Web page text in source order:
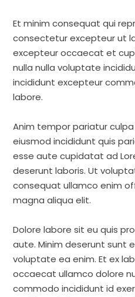
Et minim consequat qui
consectetur excepteur ut
excepteur occaecat et
nulla nulla voluptate
incididunt excepteur
labore.
Anim tempor pariatur
eiusmod incididunt quis
esse aute cupidatat ad
deserunt laboris. Ut
consequat ullamco enim
magna aliqua elit.
Dolore labore sit eu quis
aute. Minim deserunt sunt
voluptate ea enim. Et ex
occaecat ullamco dolore
commodo incididunt id